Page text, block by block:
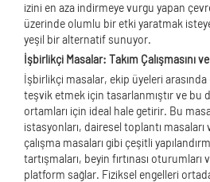
izini en aza indirmeye vurgu yapan
üzerinde olumlu bir etki yaratmak
yeşil bir alternatif sunuyor.
İşbirlikçi Masalar: Takım Çalışmasını
İşbirlikçi masalar, ekip üyeleri arasında
teşvik etmek için tasarlanmıştır ve bu
ortamları için ideal hale getirir. Bu
istasyonları, dairesel toplantı masaları
çalışma masaları gibi çeşitli
tartışmaları, beyin fırtınası
platform sağlar. Fiziksel engelleri